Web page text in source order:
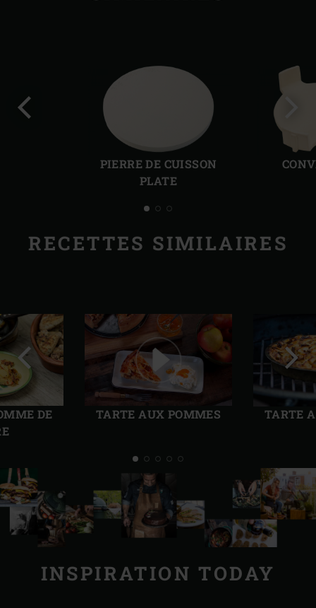
PIERRE DE CUISSON
PLATE
RECETTES SIMILAIRES
DE
TARTE AUX POMMES TARTE
précédente
INSPIRATION TODAY